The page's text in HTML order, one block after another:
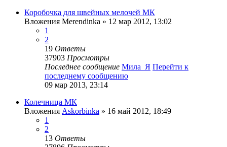
Коробочка для швейных мелочей МК
Вложения Merendinka » 12 мар 2012, 13:02
1
2
19 Ответы
37903 Просмотры
Последнее сообщение Мила_Я Перейти к
последнему сообщению
09 мар 2013, 23:14
Колечница МК
Вложения Askorbinka » 16 май 2012, 18:49
1
2
13 Ответы